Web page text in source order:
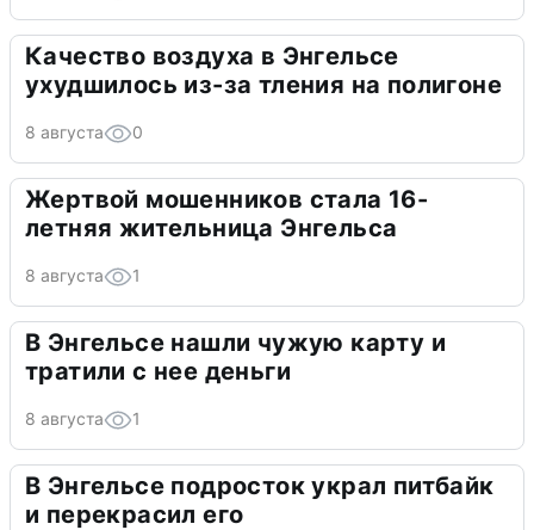
Качество воздуха в Энгельсе
ухудшилось из-за тления на полигоне
8 августа 0
Жертвой мошенников стала 16-
летняя жительница Энгельса
8 августа 1
В Энгельсе нашли чужую карту и
тратили с нее деньги
8 августа 1
В Энгельсе подросток украл питбайк
и перекрасил его